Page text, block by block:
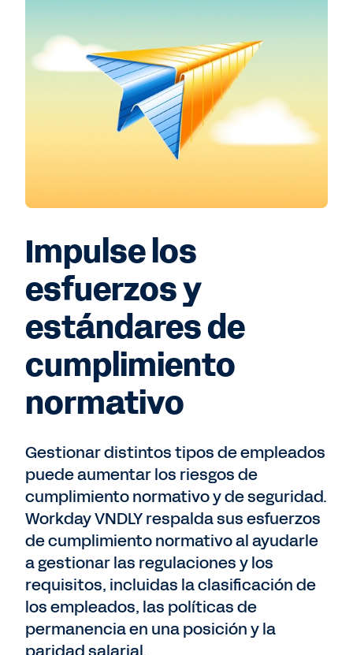
Impulse los
esfuerzos y
estándares de
cumplimiento
normativo
Gestionar distintos tipos de empleados
puede aumentar los riesgos de
cumplimiento normativo y de seguridad.
Workday VNDLY respalda sus esfuerzos
de cumplimiento normativo al ayudarle
a gestionar las regulaciones y los
requisitos, incluidas la clasificación de
los empleados, las políticas de
permanencia en una posición y la